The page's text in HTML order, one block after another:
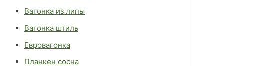
Вагонка из липы
Вагонка штиль
Евровагонка
Планкен сосна